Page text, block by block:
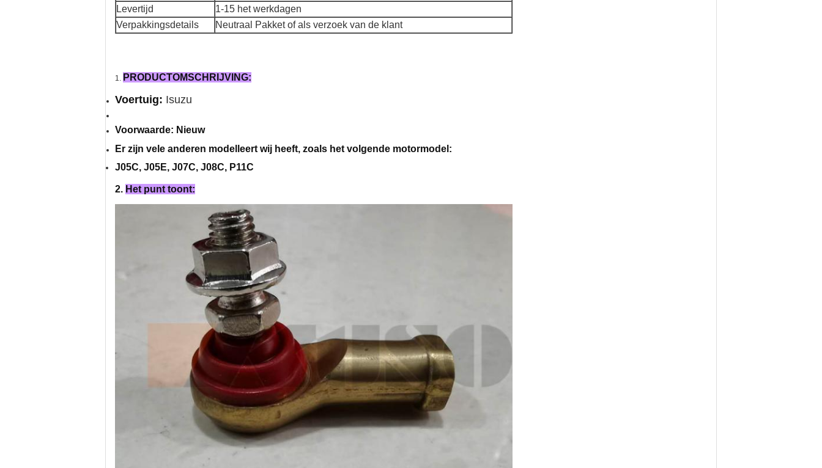
Levertijd
1-15 het werkdagen
Verpakkingsdetails
Neutraal Pakket of als verzoek van de klant
1. PRODUCTOMSCHRIJVING:
Voertuig: Isuzu
Voorwaarde: Nieuw
Er zijn vele anderen modelleert wij heeft, zoals het volgende motormodel:
J05C, J05E, J07C, J08C, P11C
2. Het punt toont: